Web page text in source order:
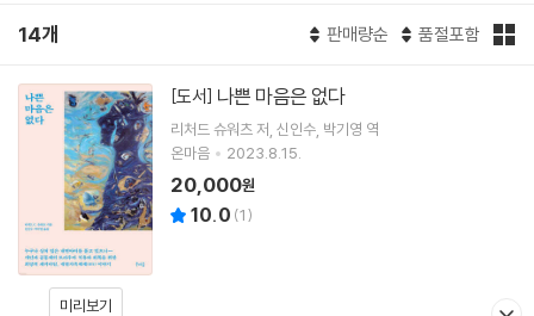
14개 판매량순 품절포함
미리보기
[도서] 나쁜 마음은 없다
리처드 슈워츠 저 신인수 박기영 역
온마음
2023.8.15.
20,000원
10.0 (1)